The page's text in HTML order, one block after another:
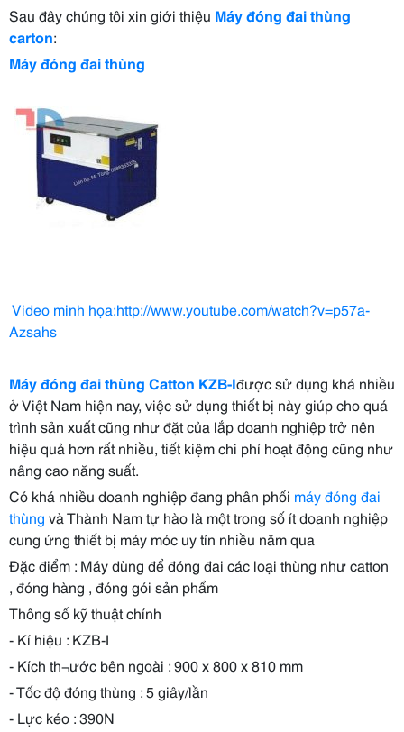
Sau đây chúng tôi xin giới thiệu Máy đóng đai thùng
carton:
Máy đóng đai thùng
Video minh họa:http://www.youtube.com/watch?v=p57a-
Azsahs
Máy đóng đai thùng Catton KZB-Iđược sử dụng khá nhiều
ở Việt Nam hiện nay, việc sử dụng thiết bị này giúp cho quá
trình sản xuất cũng như đặt của lắp doanh nghiệp trở nên
hiệu quả hơn rất nhiều, tiết kiệm chi phí hoạt động cũng như
nâng cao năng suất.
Có khá nhiều doanh nghiệp đang phân phối máy đóng đai
thùng và Thành Nam tự hào là một trong số ít doanh nghiệp
cung ứng thiết bị máy móc uy tín nhiều năm qua
Đặc điểm : Máy dùng để đóng đai các loại thùng như catton
, đóng hàng , đóng gói sản phẩm
Thông số kỹ thuật chính
- Kí hiệu : KZB-I
- Kích th¬ước bên ngoài : 900 x 800 x 810 mm
- Tốc độ đóng thùng : 5 giây/lần
- Lực kéo : 390N